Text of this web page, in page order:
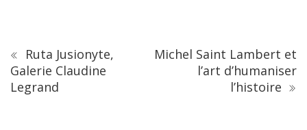
Ruta Jusionyte,
Galerie Claudine
Legrand
Michel Saint Lambert et
l’art d’humaniser
l’histoire